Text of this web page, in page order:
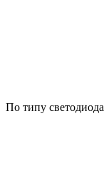
По типу светодиода